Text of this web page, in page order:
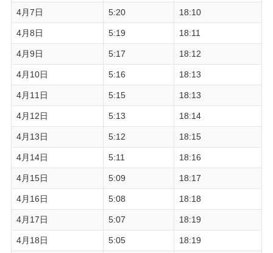
4月7日 5:20 18:10
4月8日 5:19 18:11
4月9日 5:17 18:12
4月10日 5:16 18:13
4月11日 5:15 18:13
4月12日 5:13 18:14
4月13日 5:12 18:15
4月14日 5:11 18:16
4月15日 5:09 18:17
4月16日 5:08 18:18
4月17日 5:07 18:19
4月18日 5:05 18:19